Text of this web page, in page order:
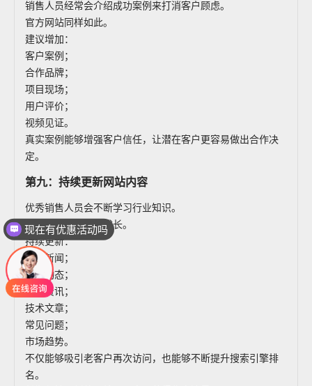
销售人员经常会介绍成功案例来打消客户顾虑。
官方网站同样如此。
建议增加：
客户案例；
合作品牌；
项目现场；
用户评价；
视频见证。
真实案例能够增强客户信任，让潜在客户更容易做出合作决
定。
第九：持续更新网站内容
优秀销售人员会不断学习行业知识。
官网同样需要不断成长。
持续更新：
企业新闻；
产品动态；
行业资讯；
技术文章；
常见问题；
市场趋势。
不仅能够吸引老客户再次访问，也能够不断提升搜索引擎排
名。
现在有优惠活动吗